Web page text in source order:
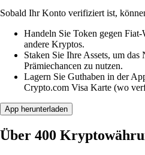
Sobald Ihr Konto verifiziert ist,
Handeln Sie Token gegen
andere Kryptos.
Staken Sie Ihre Assets, um
Prämiechancen zu nutzen.
Lagern Sie Guthaben in der
Crypto.com Visa Karte (wo
App herunterladen
Über 400